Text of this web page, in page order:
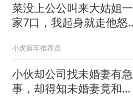
菜没上公公叫来大姑姐一
家7口，我起身就走他怒
小虎新车推荐员
小伙却公司找未婚妻有急
事，却得知未婚妻竟和别